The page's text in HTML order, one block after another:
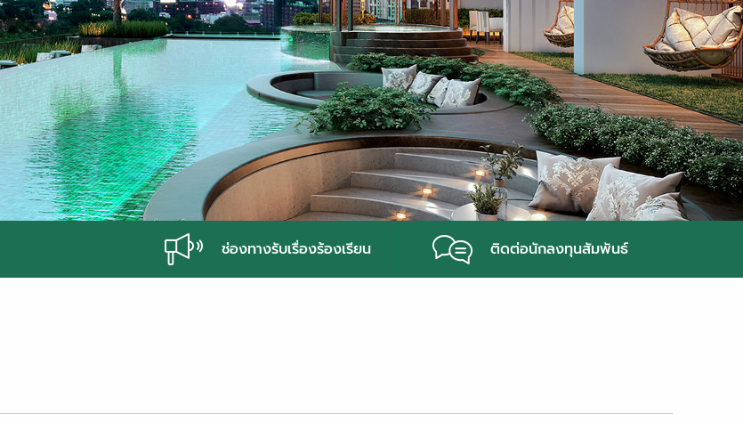
ช่องทางรับเรื่องร้องเรียน ติดต่อนักลงทุนสัมพันธ์